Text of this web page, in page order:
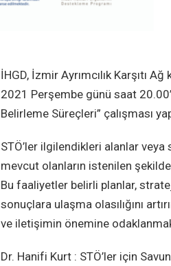
İHGD, İzmir Ayrımcılık Karşıtı
2021 Perşembe günü saat
Belirleme Süreçleri” çalışması
STÖ’ler ilgilendikleri alanlar
mevcut olanların istenilen
Bu faaliyetler belirli planlar,
sonuçlara ulaşma olasılığını
ve iletişimin önemine
Dr. Hanifi Kurt : STÖ’ler için